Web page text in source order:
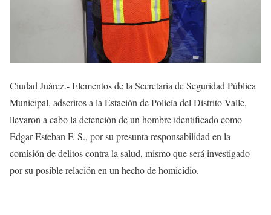
Ciudad Juárez.- Elementos de la Secretaría de Seguridad Pública
Municipal, adscritos a la Estación de Policía del Distrito Valle,
llevaron a cabo la detención de un hombre identificado como
Edgar Esteban F. S., por su presunta responsabilidad en la
comisión de delitos contra la salud, mismo que será investigado
por su posible relación en un hecho de homicidio.